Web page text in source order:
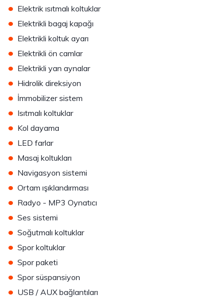
• Elektrik ısıtmalı koltuklar
• Elektrikli bagaj kapağı
• Elektrikli koltuk ayarı
• Elektrikli ön camlar
• Elektrikli yan aynalar
• Hidrolik direksiyon
• İmmobilizer sistem
• Isıtmalı koltuklar
• Kol dayama
• LED farlar
• Masaj koltukları
• Navigasyon sistemi
• Ortam ışıklandırması
• Radyo - MP3 Oynatıcı
• Ses sistemi
• Soğutmalı koltuklar
• Spor koltuklar
• Spor paketi
• Spor süspansiyon
• USB / AUX bağlantıları